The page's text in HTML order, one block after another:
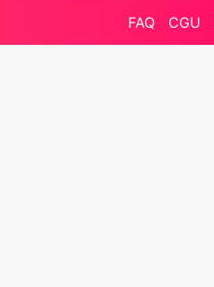
FAQ CGU